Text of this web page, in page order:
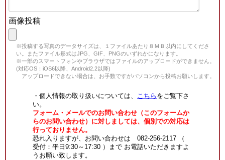
画像投稿
※投稿する写真のデータサイズは、１ファイルあたり８ＭＢ以内にしてくださ
い。またファイル形式はJPG、GIF、PNGのいずれかになります。
※一部のスマートフォンやブラウザではファイルのアップロードができません。
(対応OS：iOS6以降、Android2.2以降)
アップロードできない場合は、お手数ですがパソコンから投稿お願いします。
・個人情報の取り扱いについては、 こちら をご覧下さ
い。
フォーム・メールでのお問い合わせ（このフォームか
らのお問い合わせ）に対しましては、個別での対応は
行っておりません。
恐れ入りますが、お問い合わせは 082-256-2117 （
受付：平日9:30～17:30 ）まで お電話いただきますよ
うお願い致します。